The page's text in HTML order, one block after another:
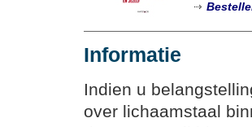
Informatie
Indien u
over lichaamstaal